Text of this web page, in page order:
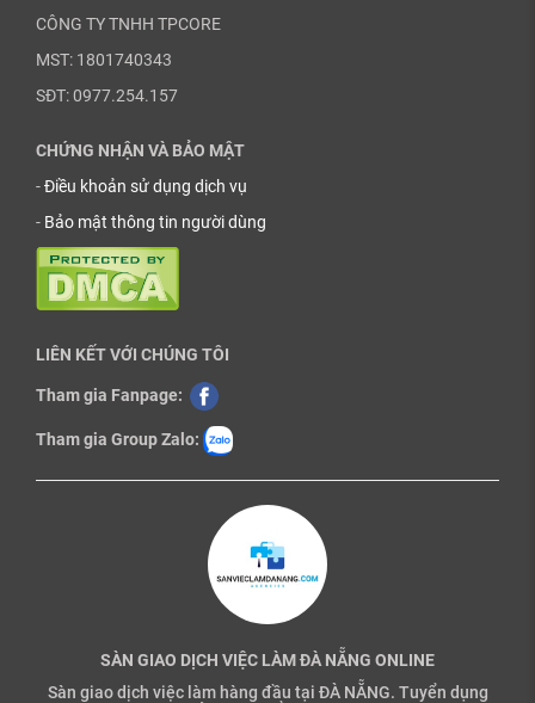
CÔNG TY TNHH TPCORE
MST: 1801740343
SĐT: 0977.254.157
CHỨNG NHẬN VÀ BẢO MẬT
-Điều khoản sử dụng dịch vụ
- Bảo mật thông tin người dùng
LIÊN KẾT VỚI CHÚNG TÔI
Tham gia Fanpage:
Tham gia Group Zalo:
SÀN GIAO DỊCH VIỆC LÀM ĐÀ NẴNG ONLINE
Sàn giao dịch việc làm hàng đầu tại ĐÀ NẴNG. Tuyển dụng